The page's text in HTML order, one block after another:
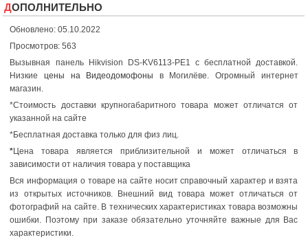
ДОПОЛНИТЕЛЬНО
Обновлено: 05.10.2022
Просмотров: 563
Вызывная панель Hikvision DS-KV6113-PE1 с бесплатной доставкой.
Низкиецены на Видеодомофоны в Могилёве. Огромный интернет
магазин.
*Стоимость доставки крупногабаритного товара может отличатся от
указанной на сайте
*Бесплатная доставка только для физ лиц.
*Цена товара является приблизительной и может отличаться в
зависимости от наличия товара у поставщика
Вся информация о товаре на сайте носит справочный характер и взята
из открытых источников. Внешний вид товара может отличаться от
фотографий на сайте. В технических характеристиках товара возможны
ошибки. Поэтому при заказе обязательно уточняйте важные для Вас
характеристики.